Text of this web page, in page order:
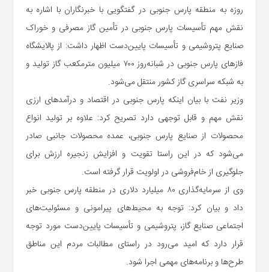
روزه به منطقه پارس جنوبی در گفتگویی با خبرنگاران با اشاره به
نقش مهم تأسیسات پارس جنوبی در تأمین گاز مصرفی و خوراک
صنایع پتروشیمی و تأسیسات پایین‌دست اظهار داشت: از پالایشگاه
فازهای پارس جنوبی در شبانه‌روز ۷۰۰ میلیون مترمکعب گاز تولید و
به شبکه سراسری گاز کشور منتقل می‌شود.
وزیر نفت با بیان اینکه پارس جنوبی در اقتصاد و درآمدهای ارزی
نقش مهم و قابل توجهی دارد تصریح کرد: علاوه بر تولید انواع
‌محصولات از صنایع پارس جنوبی، عمده محصولات جانبی صادر
می‌شود که در این راستا تقویت و افزایش زنجیره ارزش برای
جلوگیری از خام‌فروشی در اولویت قرار گرفته است.
وی از سرمایه‌گذاری ۸۰ میلیارد دلاری در منطقه پارس جنوبی خبر
داد و بیان کرد: توجه به محیط‌های پیرامونی و مسئولیت‌های
اجتماعی صنایع گاز، پتروشیمی و تأسیسات پایین‌دست مورد توجه
قرار دارد که امید می‌رود در راستای مطالبات مردم این مناطق
طرح‌ها و برنامه‌های مهمی اجرا شود.